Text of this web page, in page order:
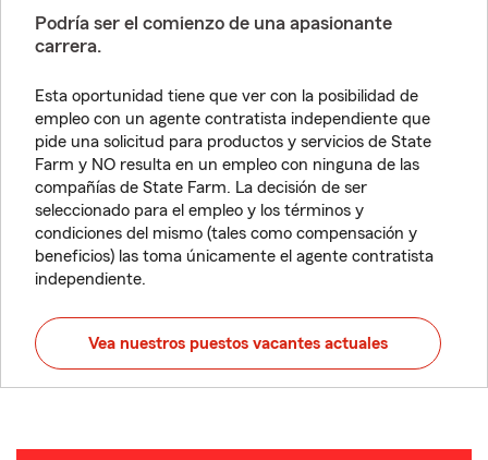
Podría ser el comienzo de una apasionante
carrera.
Esta oportunidad tiene que ver con la posibilidad de
empleo con un agente contratista independiente que
pide una solicitud para productos y servicios de State
Farm y NO resulta en un empleo con ninguna de las
compañías de State Farm. La decisión de ser
seleccionado para el empleo y los términos y
condiciones del mismo (tales como compensación y
beneficios) las toma únicamente el agente contratista
independiente.
Vea nuestros puestos vacantes actuales